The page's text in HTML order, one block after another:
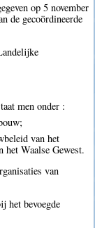
op 5 november
de gecoördineerde
men onder :
van het
Waalse Gewest.
van
het bevoegde